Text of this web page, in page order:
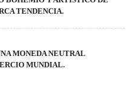
TENDENCIA.
MONEDA NEUTRAL
MUNDIAL.